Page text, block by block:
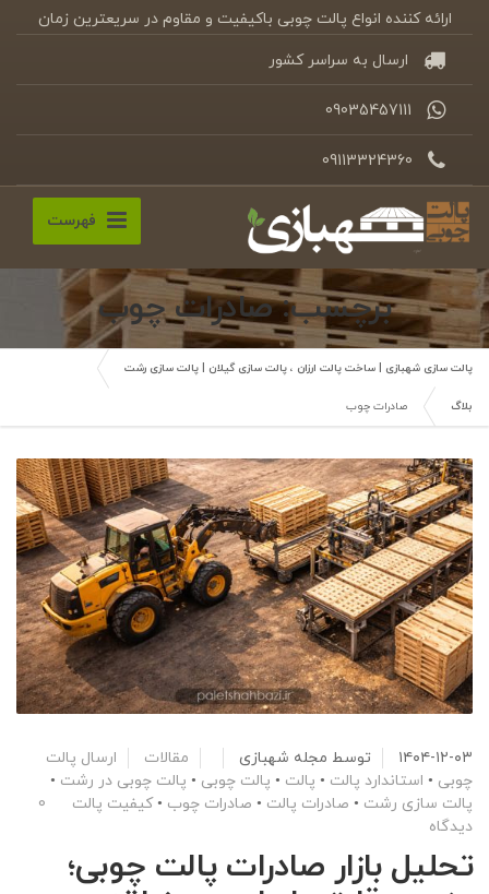
ارائه کننده انواع پالت چوبی باکیفیت و مقاوم در سریعترین زمان
ارسال به سراسر کشور
09035457111
09113324360
فهرست
برچسب: صادرات چوب
پالت سازی شهبازی | ساخت پالت ارزان ، پالت سازی گیلان | پالت سازی رشت
بلاگ صادرات چوب
۱۴۰۴-۱۲-۰۳ توسط مجله شهبازی مقالات
ارسال پالت
چوبی • استاندارد پالت • پالت • پالت چوبی • پالت چوبی در رشت •
پالت سازی رشت • صادرات پالت • صادرات چوب •کیفیت پالت
0
دیدگاه
تحلیل بازار صادرات پالت چوبی؛